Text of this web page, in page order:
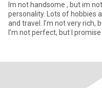
Im not handsome , but im
personality. Lots of hobbies
and travel. I’m not very rich,
I’m not perfect, but I